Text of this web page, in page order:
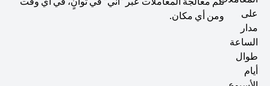
ومن أي مكان.